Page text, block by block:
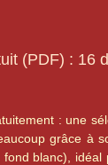
(PDF) : 16
: une
grâce à
blanc),